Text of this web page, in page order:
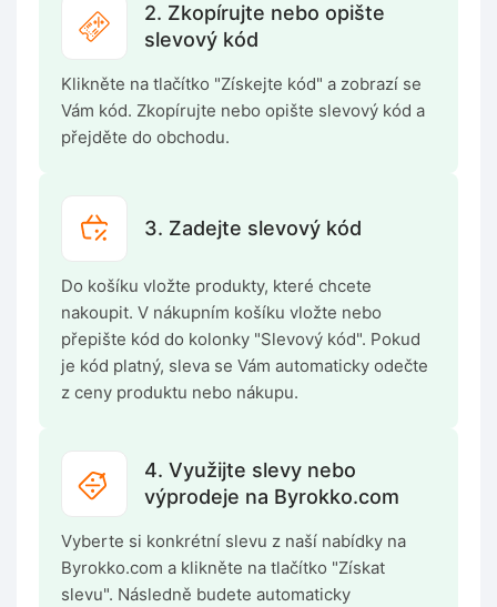
2. Zkopírujte nebo opište
slevový kód
Klikněte na tlačítko "Získejte kód" a zobrazí se
Vám kód. Zkopírujte nebo opište slevový kód a
přejděte do obchodu.
3. Zadejte slevový kód
Do košíku vložte produkty, které chcete
nakoupit. V nákupním košíku vložte nebo
přepište kód do kolonky "Slevový kód". Pokud
je kód platný, sleva se Vám automaticky odečte
z ceny produktu nebo nákupu.
4. Využijte slevy nebo
výprodeje na Byrokko.com
Vyberte si konkrétní slevu z naší nabídky na
Byrokko.com a klikněte na tlačítko "Získat
slevu". Následně budete automaticky